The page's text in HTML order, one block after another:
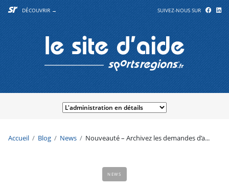
DÉCOUVRIR → SUIVEZ-NOUS SUR
Accueil Blog News Nouveauté – Archivez les demandes d’a...
NEWS